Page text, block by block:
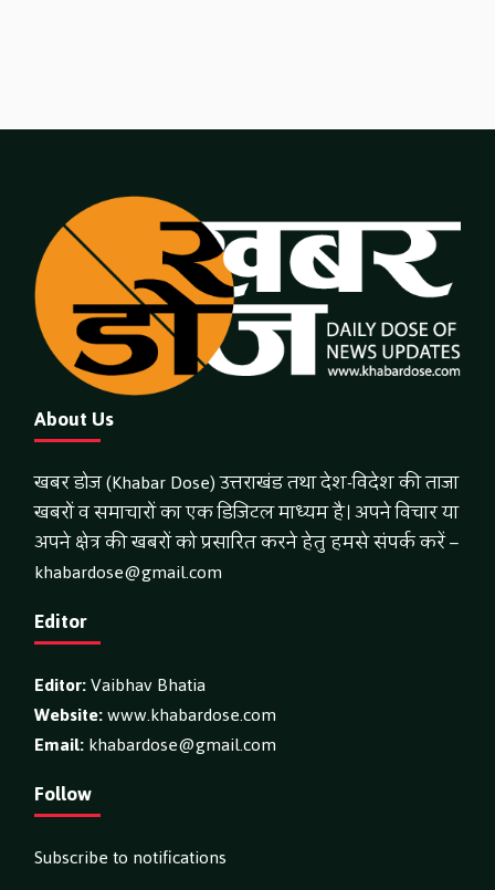
About Us
खबर डोज (Khabar Dose) उत्तराखंड तथा देश-विदेश की ताजा
खबरों व समाचारों का एक डिजिटल माध्यम है। अपने विचार या
अपने क्षेत्र की खबरों को प्रसारित करने हेतु हमसे संपर्क करें –
khabardose@gmail.com
Editor
Editor:Vaibhav Bhatia
Website:www.khabardose.com
Email:khabardose@gmail.com
Follow
Subscribe to notifications